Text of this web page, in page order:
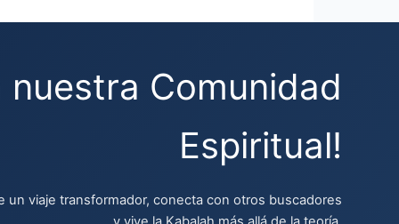
nuestra Comunidad
Espiritual!
un viaje transformador, conecta con otros buscadores